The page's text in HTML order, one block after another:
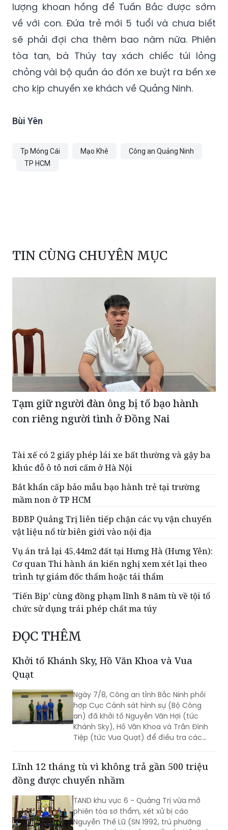
lượng khoan hồng để Tuấn Bắc được sớm
về với con. Đứa trẻ mới 5 tuổi và chưa biết
sẽ phải đợi cha thêm bao năm nữa. Phiên
tòa tan, bà Thúy tay xách chiếc túi lỏng
chỏng vài bộ quần áo đón xe buýt ra bến xe
cho kịp chuyến xe khách về Quảng Ninh.
Bùi Yên
Tp Móng Cái Mạo Khê
Công an Quảng Ninh
TP HCM
TIN CÙNG CHUYÊN MỤC
Tạm giữ người đàn ông bị tố bạo hành
con riêng người tình ở Đồng Nai
Tài xế có 2 giấy phép lái xe bất thường và gậy ba
khúc đỗ ô tô nơi cấm ở Hà Nội
Bắt khẩn cấp bảo mẫu bạo hành trẻ tại trường
mầm non ở TP HCM
BĐBP Quảng Trị liên tiếp chặn các vụ vận chuyển
vật liệu nổ từ biên giới vào nội địa
Vụ án trả lại 45,44m2 đất tại Hưng Hà (Hưng Yên):
Cơ quan Thi hành án kiến nghị xem xét lại theo
trình tự giám đốc thẩm hoặc tái thẩm
'Tiến Bịp' cùng đồng phạm lĩnh 8 năm tù về tội tổ
chức sử dụng trái phép chất ma túy
ĐỌC THÊM
Khởi tố Khánh Sky, Hồ Văn Khoa và Vua
Quạt
Ngày 7/8, Công an tỉnh Bắc Ninh phối
hợp Cục Cảnh sát hình sự (Bộ Công
an) đã khởi tố Nguyễn Văn Hợi (tức
Khánh Sky), Hồ Văn Khoa và Trần Đình
Tiệp (tức Vua Quạt) để điều tra các
mạng xã hội.
Lĩnh 12 tháng tù vì không trả gần 500 triệu
đồng được chuyển nhầm
TAND khu vực 6 - Quảng Trị vừa mở
phiên tòa sơ thẩm, xét xử bị cáo
Nguyễn Thế Lữ (SN 1992, trú phường